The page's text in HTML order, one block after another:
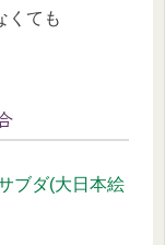
くても
ブダ(大日本絵